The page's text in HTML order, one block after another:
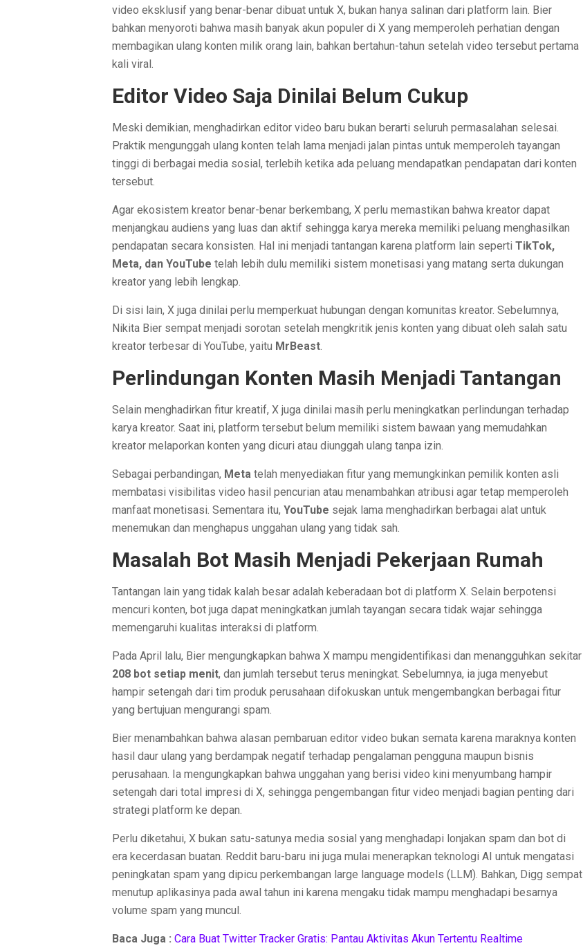
video eksklusif yang benar-benar dibuat untuk X, bukan hanya salinan dari platform lain. Bier
bahkan menyoroti bahwa masih banyak akun populer di X yang memperoleh perhatian dengan
membagikan ulang konten milik orang lain, bahkan bertahun-tahun setelah video tersebut pertama
kali viral.
Editor Video Saja Dinilai Belum Cukup
Meski demikian, menghadirkan editor video baru bukan berarti seluruh permasalahan selesai.
Praktik mengunggah ulang konten telah lama menjadi jalan pintas untuk memperoleh tayangan
tinggi di berbagai media sosial, terlebih ketika ada peluang mendapatkan pendapatan dari konten
tersebut.
Agar ekosistem kreator benar-benar berkembang, X perlu memastikan bahwa kreator dapat
menjangkau audiens yang luas dan aktif sehingga karya mereka memiliki peluang menghasilkan
pendapatan secara konsisten. Hal ini menjadi tantangan karena platform lain seperti TikTok,
Meta, dan YouTube telah lebih dulu memiliki sistem monetisasi yang matang serta dukungan
kreator yang lebih lengkap.
Di sisi lain, X juga dinilai perlu memperkuat hubungan dengan komunitas kreator. Sebelumnya,
Nikita Bier sempat menjadi sorotan setelah mengkritik jenis konten yang dibuat oleh salah satu
kreator terbesar di YouTube, yaitu MrBeast.
Perlindungan Konten Masih Menjadi Tantangan
Selain menghadirkan fitur kreatif, X juga dinilai masih perlu meningkatkan perlindungan terhadap
karya kreator. Saat ini, platform tersebut belum memiliki sistem bawaan yang memudahkan
kreator melaporkan konten yang dicuri atau diunggah ulang tanpa izin.
Sebagai perbandingan, Meta telah menyediakan fitur yang memungkinkan pemilik konten asli
membatasi visibilitas video hasil pencurian atau menambahkan atribusi agar tetap memperoleh
manfaat monetisasi. Sementara itu, YouTube sejak lama menghadirkan berbagai alat untuk
menemukan dan menghapus unggahan ulang yang tidak sah.
Masalah Bot Masih Menjadi Pekerjaan Rumah
Tantangan lain yang tidak kalah besar adalah keberadaan bot di platform X. Selain berpotensi
mencuri konten, bot juga dapat meningkatkan jumlah tayangan secara tidak wajar sehingga
memengaruhi kualitas interaksi di platform.
Pada April lalu, Bier mengungkapkan bahwa X mampu mengidentifikasi dan menangguhkan sekitar
208 bot setiap menit, dan jumlah tersebut terus meningkat. Sebelumnya, ia juga menyebut
hampir setengah dari tim produk perusahaan difokuskan untuk mengembangkan berbagai fitur
yang bertujuan mengurangi spam.
Bier menambahkan bahwa alasan pembaruan editor video bukan semata karena maraknya konten
hasil daur ulang yang berdampak negatif terhadap pengalaman pengguna maupun bisnis
perusahaan. Ia mengungkapkan bahwa unggahan yang berisi video kini menyumbang hampir
setengah dari total impresi di X, sehingga pengembangan fitur video menjadi bagian penting dari
strategi platform ke depan.
Perlu diketahui, X bukan satu-satunya media sosial yang menghadapi lonjakan spam dan bot di
era kecerdasan buatan. Reddit baru-baru ini juga mulai menerapkan teknologi AI untuk mengatasi
peningkatan spam yang dipicu perkembangan large language models (LLM). Bahkan, Digg sempat
menutup aplikasinya pada awal tahun ini karena mengaku tidak mampu menghadapi besarnya
volume spam yang muncul.
Baca Juga : Cara Buat Twitter Tracker Gratis: Pantau Aktivitas Akun Tertentu Realtime